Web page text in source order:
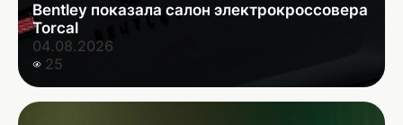
Bentley показала салон электрокроссовера
Torcal
04.08.2026
25